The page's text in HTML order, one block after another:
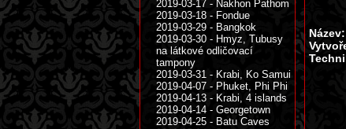
Název:
2019-03-17 - Nakhon Pathom
2019-03-18 - Fondue
2019-03-29 - Bangkok
2019-03-30 - Hmyz, Tubusy
na látkové odličovací
tampony
2019-03-31 - Krabi, Ko Samui
2019-04-07 - Phuket, Phi Phi
2019-04-13 - Krabi, 4 islands
2019-04-14 - Georgetown
2019-04-25 - Batu Caves